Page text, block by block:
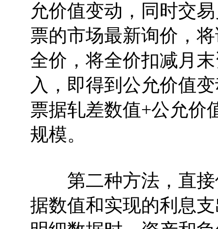
允价值变动，同时交
票的市场最新询价，
全价，将全价扣减月
入，即得到公允价值
票据轧差数值+公允价
规模。
第二种方法，直接
据数值和实现的利息